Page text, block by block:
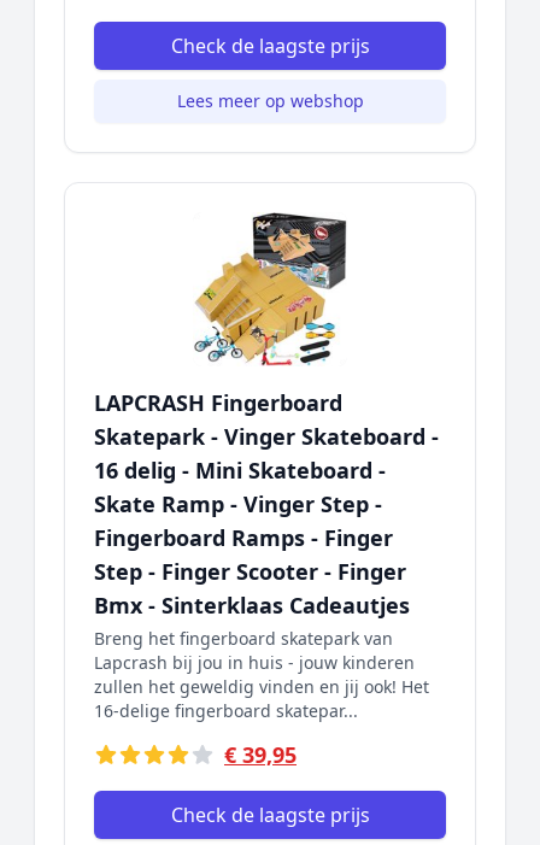
Check de laagste prijs
Lees meer op webshop
LAPCRASH Fingerboard
Skatepark - Vinger Skateboard -
16 delig - Mini Skateboard -
Skate Ramp - Vinger Step -
Fingerboard Ramps - Finger
Step - Finger Scooter - Finger
Bmx - Sinterklaas Cadeautjes
Breng het fingerboard skatepark van
Lapcrash bij jou in huis - jouw kinderen
zullen het geweldig vinden en jij ook! Het
16-delige fingerboard skatepar...
€ 39,95
Check de laagste prijs